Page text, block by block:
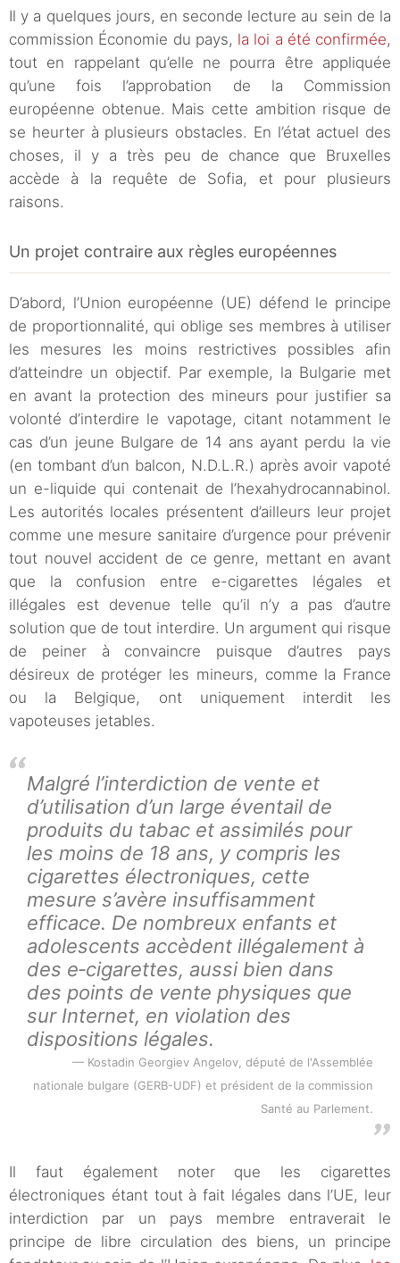
Il y a quelques jours, en seconde lecture au sein de la
commission Économie du pays, la loi a été confirmée,
tout en rappelant qu’elle ne pourra être appliquée
qu’une fois l’approbation de la Commission
européenne obtenue. Mais cette ambition risque de
se heurter à plusieurs obstacles. En l’état actuel des
choses, il y a très peu de chance que Bruxelles
accède à la requête de Sofia, et pour plusieurs
raisons.
Un projet contraire aux règles européennes
D’abord, l’Union européenne (UE) défend le principe
de proportionnalité, qui oblige ses membres à utiliser
les mesures les moins restrictives possibles afin
d’atteindre un objectif. Par exemple, la Bulgarie met
en avant la protection des mineurs pour justifier sa
volonté d’interdire le vapotage, citant notamment le
cas d’un jeune Bulgare de 14 ans ayant perdu la vie
(en tombant d’un balcon, N.D.L.R.) après avoir vapoté
un e-liquide qui contenait de l’hexahydrocannabinol.
Les autorités locales présentent d’ailleurs leur projet
comme une mesure sanitaire d’urgence pour prévenir
tout nouvel accident de ce genre, mettant en avant
que la confusion entre e-cigarettes légales et
illégales est devenue telle qu’il n’y a pas d’autre
solution que de tout interdire. Un argument qui risque
de peiner à convaincre puisque d’autres pays
désireux de protéger les mineurs, comme la France
ou la Belgique, ont uniquement interdit les
vapoteuses jetables.
Malgré l’interdiction de vente et
d’utilisation d’un large éventail de
produits du tabac et assimilés pour
les moins de 18 ans, y compris les
cigarettes électroniques, cette
mesure s’avère insuffisamment
efficace. De nombreux enfants et
adolescents accèdent illégalement à
des e‑cigarettes, aussi bien dans
des points de vente physiques que
sur Internet, en violation des
dispositions légales.
Kostadin Georgiev Angelov, député de l'Assemblée
nationale bulgare (GERB-UDF) et président de la commission
Santé au Parlement.
Il faut également noter que les cigarettes
électroniques étant tout à fait légales dans l’UE, leur
interdiction par un pays membre entraverait le
principe de libre circulation des biens, un principe